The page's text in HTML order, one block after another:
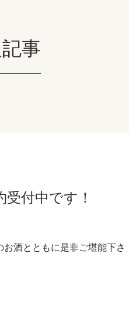
事
付中です！
酒とともに是非ご堪能下さ